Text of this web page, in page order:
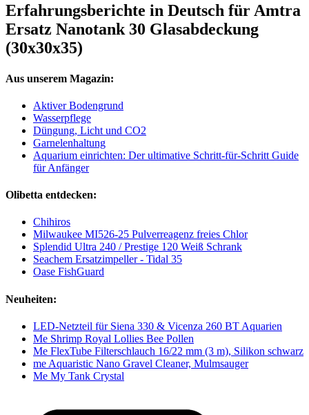
Erfahrungsberichte in Deutsch für Amtra
Ersatz Nanotank 30 Glasabdeckung
(30x30x35)
Aus unserem Magazin:
Aktiver Bodengrund
Wasserpflege
Düngung, Licht und CO2
Garnelenhaltung
Aquarium einrichten: Der ultimative Schritt-für-Schritt Guide
für Anfänger
Olibetta entdecken:
Chihiros
Milwaukee MI526-25 Pulverreagenz freies Chlor
Splendid Ultra 240 / Prestige 120 Weiß Schrank
Seachem Ersatzimpeller - Tidal 35
Oase FishGuard
Neuheiten:
LED-Netzteil für Siena 330 & Vicenza 260 BT Aquarien
Me Shrimp Royal Lollies Bee Pollen
Me FlexTube Filterschlauch 16/22 mm (3 m), Silikon schwarz
me Aquaristic Nano Gravel Cleaner, Mulmsauger
Me My Tank Crystal